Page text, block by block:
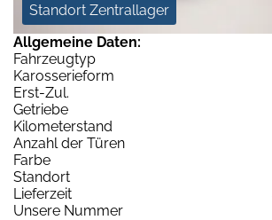
Standort Zentrallager
Allgemeine Daten:
Fahrzeugtyp
Karosserieform
Erst-Zul.
Getriebe
Kilometerstand
Anzahl der Türen
Farbe
Standort
Lieferzeit
Unsere Nummer